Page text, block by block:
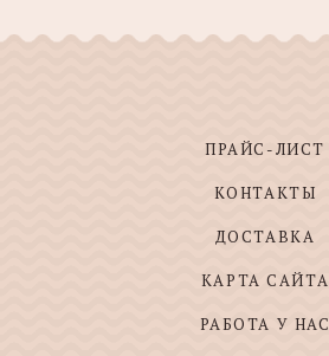
ПРАЙС-ЛИСТ
КОНТАКТЫ
ДОСТАВКА
КАРТА САЙТА
РАБОТА У НАС